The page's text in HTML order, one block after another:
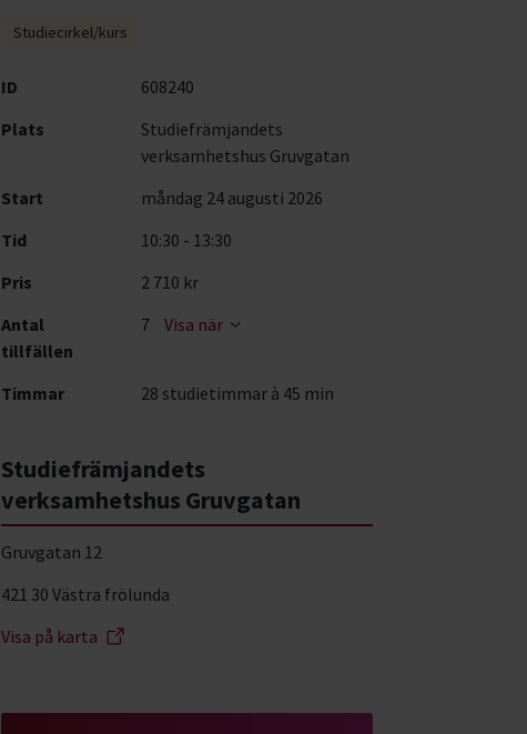
Studiecirkel/kurs
ID
608240
Plats
Studiefrämjandets
verksamhetshus Gruvgatan
Start
måndag 24 augusti 2026
Tid
10:30 - 13:30
Pris
2 710 kr
Antal
tillfällen
7 Visa när
Timmar 28 studietimmar à 45 min
Studiefrämjandets
verksamhetshus Gruvgatan
Gruvgatan 12
421 30 Västra frölunda
Visa på karta